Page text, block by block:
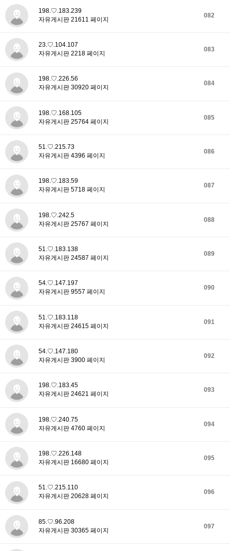
082
198.♡.183.239
자유게시판 21611 페이지
083
23.♡.104.107
자유게시판 2218 페이지
084
198.♡.226.56
자유게시판 30920 페이지
085
198.♡.168.105
자유게시판 25764 페이지
086
51.♡.215.73
자유게시판 4396 페이지
087
198.♡.183.59
자유게시판 5718 페이지
088
198.♡.242.5
자유게시판 25767 페이지
089
51.♡.183.138
자유게시판 24587 페이지
090
54.♡.147.197
자유게시판 9557 페이지
091
51.♡.183.118
자유게시판 24615 페이지
092
54.♡.147.180
자유게시판 3900 페이지
093
198.♡.183.45
자유게시판 24621 페이지
094
198.♡.240.75
자유게시판 4760 페이지
095
198.♡.226.148
자유게시판 16680 페이지
096
51.♡.215.110
자유게시판 20628 페이지
097
85.♡.96.208
자유게시판 30365 페이지